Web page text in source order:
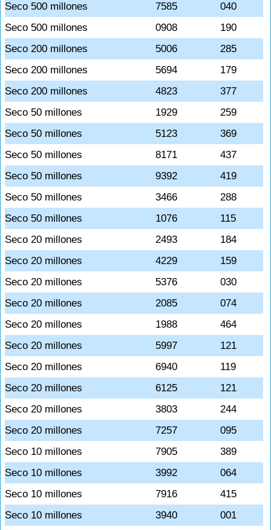
Seco 500 millones
7585
040
Seco 500 millones
0908
190
Seco 200 millones
5006
285
Seco 200 millones
5694
179
Seco 200 millones
4823
377
Seco 50 millones
1929
259
Seco 50 millones
5123
369
Seco 50 millones
8171
437
Seco 50 millones
9392
419
Seco 50 millones
3466
288
Seco 50 millones
1076
115
Seco 20 millones
2493
184
Seco 20 millones
4229
159
Seco 20 millones
5376
030
Seco 20 millones
2085
074
Seco 20 millones
1988
464
Seco 20 millones
5997
121
Seco 20 millones
6940
119
Seco 20 millones
6125
121
Seco 20 millones
3803
244
Seco 20 millones
7257
095
Seco 10 millones
7905
389
Seco 10 millones
3992
064
Seco 10 millones
7916
415
Seco 10 millones
3940
001